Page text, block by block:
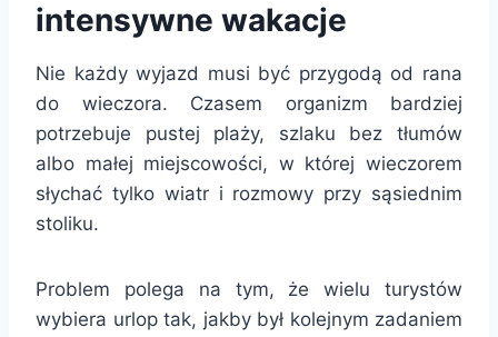
intensywne wakacje
Nie każdy wyjazd musi być przygodą od rana
do wieczora. Czasem organizm bardziej
potrzebuje pustej plaży, szlaku bez tłumów
albo małej miejscowości, w której wieczorem
słychać tylko wiatr i rozmowy przy sąsiednim
stoliku.
Problem polega na tym, że wielu turystów
wybiera urlop tak, jakby był kolejnym zadaniem